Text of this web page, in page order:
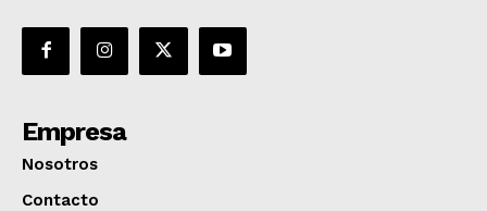
Empresa
Nosotros
Contacto